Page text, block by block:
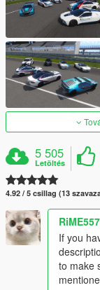
5 505
Letöltés
4.92 / 5 csillag (13
RiME557
If you
to make